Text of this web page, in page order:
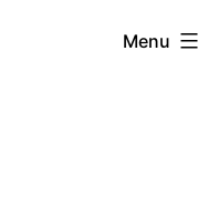
Menu